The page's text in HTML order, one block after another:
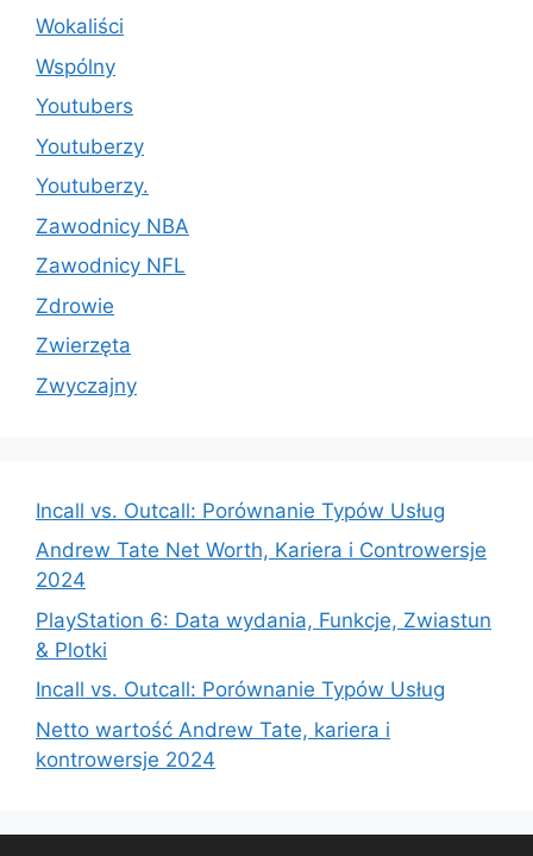
Wokaliści
Wspólny
Youtubers
Youtuberzy
Youtuberzy.
Zawodnicy NBA
Zawodnicy NFL
Zdrowie
Zwierzęta
Zwyczajny
Incall vs. Outcall: Porównanie Typów Usług
Andrew Tate Net Worth, Kariera i Controwersje
2024
PlayStation 6: Data wydania, Funkcje, Zwiastun
& Plotki
Incall vs. Outcall: Porównanie Typów Usług
Netto wartość Andrew Tate, kariera i
kontrowersje 2024